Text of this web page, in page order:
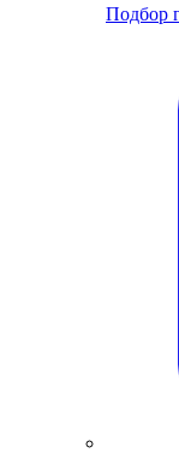
Подбор